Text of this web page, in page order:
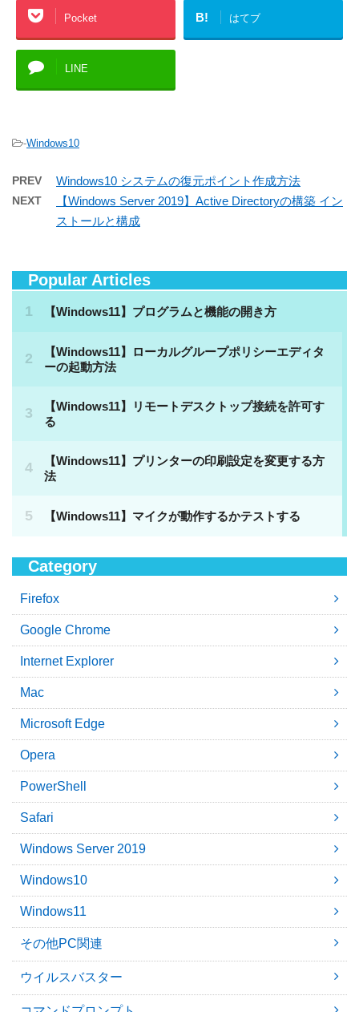
Pocket B! はてブ
LINE
-Windows10
PREV Windows10 システムの復元ポイント作成方法
NEXT
【Windows Server 2019】Active Directoryの構築 イン
ストールと構成
Popular Articles
Category
Firefox
Google Chrome
Internet Explorer
Mac
Microsoft Edge
Opera
PowerShell
Safari
Windows Server 2019
Windows10
Windows11
その他PC関連
ウイルスバスター